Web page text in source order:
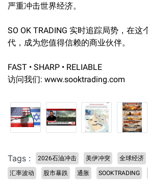
严重冲击世界经济。
SO OK TRADING 实时追踪局势，在这
代，成为您值得信赖的商业伙伴。
FAST • SHARP • RELIABLE
访问我们: www.sooktrading.com
Tags : 2026石油冲击 美伊冲突 全球经济
汇率波动 股市暴跌 通胀 SOOKTRADING